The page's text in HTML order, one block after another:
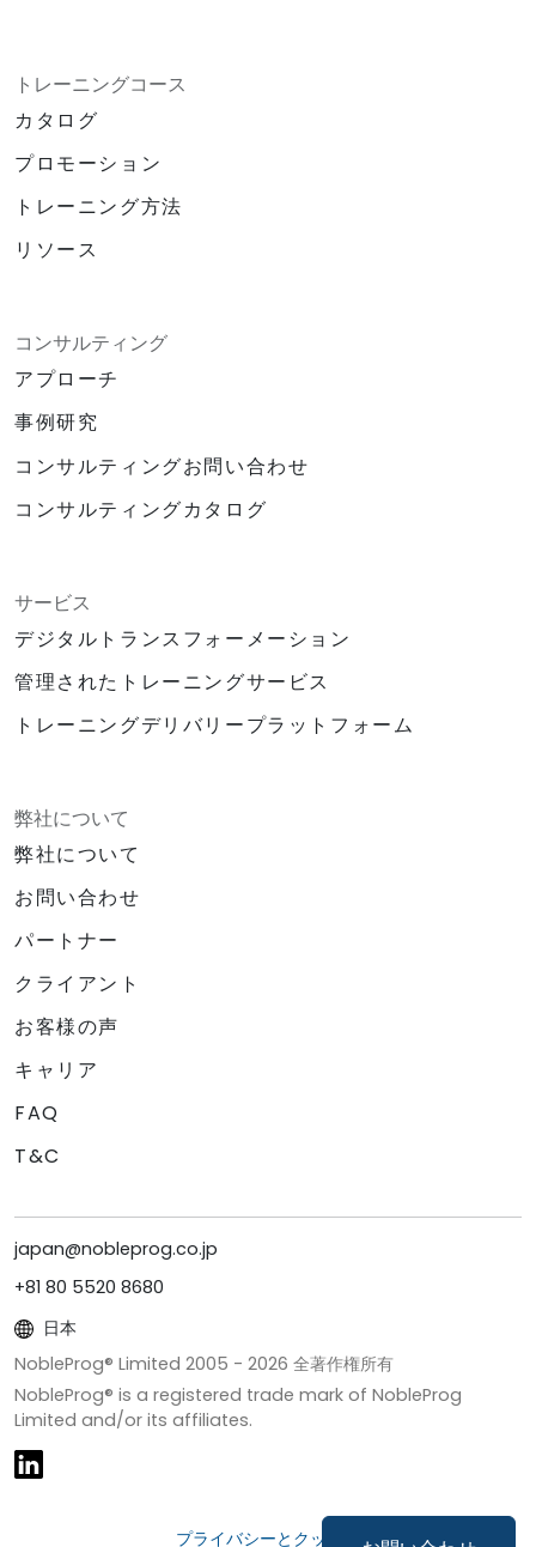
トレーニングコース
カタログ
プロモーション
トレーニング方法
リソース
コンサルティング
アプローチ
事例研究
コンサルティングお問い合わせ
コンサルティングカタログ
サービス
デジタルトランスフォーメーション
管理されたトレーニングサービス
トレーニングデリバリープラットフォーム
弊社について
弊社について
お問い合わせ
パートナー
クライアント
お客様の声
キャリア
FAQ
T&C
japan@nobleprog.co.jp
+81 80 5520 8680
日本
NobleProg® Limited 2005 - 2026 全著作権所有
NobleProg® is a registered trade mark of NobleProg
Limited and/or its affiliates.
プライバシーとクッキー